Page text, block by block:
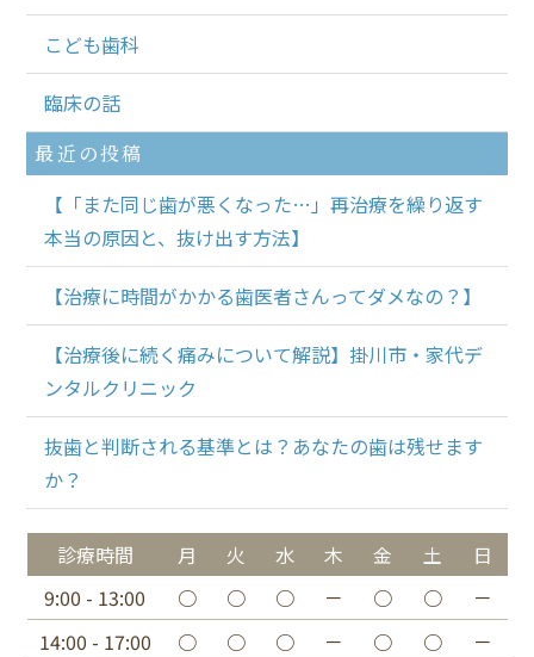
こども歯科
臨床の話
最近の投稿
【「また同じ歯が悪くなった…」再治療を繰り返す
本当の原因と、抜け出す方法】
【治療に時間がかかる歯医者さんってダメなの？】
【治療後に続く痛みについて解説】掛川市・家代デ
ンタルクリニック
抜歯と判断される基準とは？あなたの歯は残せます
か？
診療時間 月 火 水 木 金 土
日
9:00 - 13:00
○ ○ ○ － ○ ○
－
14:00 - 17:00
○ ○ ○ － ○ ○ －